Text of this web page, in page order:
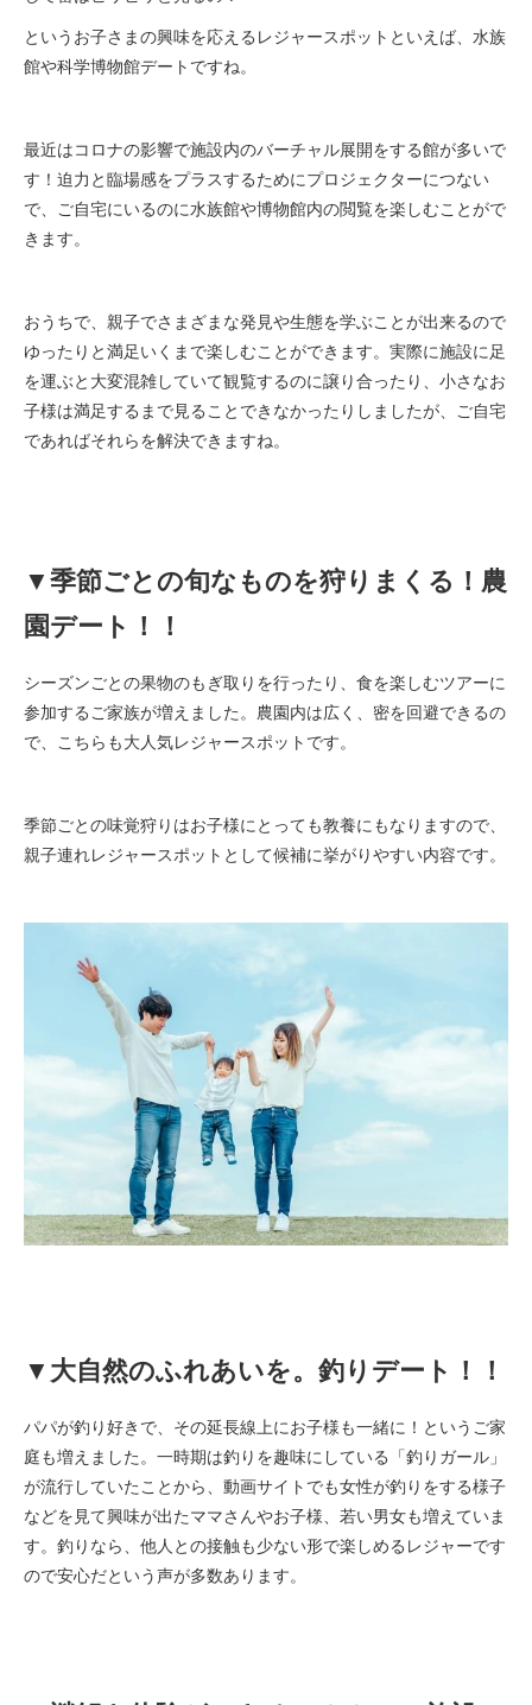
というお子さまの興味を応えるレジャースポットといえば、水族
館や科学博物館デートですね。
最近はコロナの影響で施設内のバーチャル展開をする館が多いで
す！迫力と臨場感をプラスするためにプロジェクターにつない
で、ご自宅にいるのに水族館や博物館内の閲覧を楽しむことがで
きます。
おうちで、親子でさまざまな発見や生態を学ぶことが出来るので
ゆったりと満足いくまで楽しむことができます。実際に施設に足
を運ぶと大変混雑していて観覧するのに譲り合ったり、小さなお
子様は満足するまで見ることできなかったりしましたが、ご自宅
であればそれらを解決できますね。
▼季節ごとの旬なものを狩りまくる！農
園デート！！
シーズンごとの果物のもぎ取りを行ったり、食を楽しむツアーに
参加するご家族が増えました。農園内は広く、密を回避できるの
で、こちらも大人気レジャースポットです。
季節ごとの味覚狩りはお子様にとっても教養にもなりますので、
親子連れレジャースポットとして候補に挙がりやすい内容です。
▼大自然のふれあいを。釣りデート！！
パパが釣り好きで、その延長線上にお子様も一緒に！というご家
庭も増えました。一時期は釣りを趣味にしている「釣りガール」
が流行していたことから、動画サイトでも女性が釣りをする様子
などを見て興味が出たママさんやお子様、若い男女も増えていま
す。釣りなら、他人との接触も少ない形で楽しめるレジャーです
ので安心だという声が多数あります。